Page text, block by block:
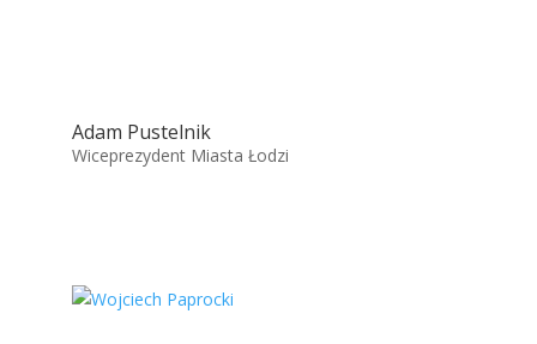
Adam Pustelnik
Wiceprezydent Miasta Łodzi